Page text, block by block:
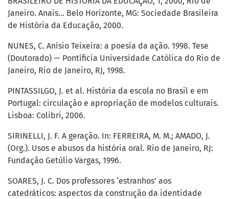
Janeiro. Anais… Belo Horizonte, MG: Sociedade Brasileira
de História da Educação, 2000.
NUNES, C. Anísio Teixeira: a poesía da ação. 1998. Tese
(Doutorado) — Pontíficia Universidade Católica do Rio de
Janeiro, Rio de Janeiro, RJ, 1998.
PINTASSILGO, J. et al. História da escola no Brasil e em
Portugal: circulação e apropriação de modelos culturais.
Lisboa: Colibri, 2006.
SIRINELLI, J. F. A geração. In: FERREIRA, M. M.; AMADO, J.
(Org.). Usos e abusos da história oral. Rio de Janeiro, RJ:
Fundação Getúlio Vargas, 1996.
SOARES, J. C. Dos professores ‘estranhos’ aos
catedráticos: aspectos da construção da identidade